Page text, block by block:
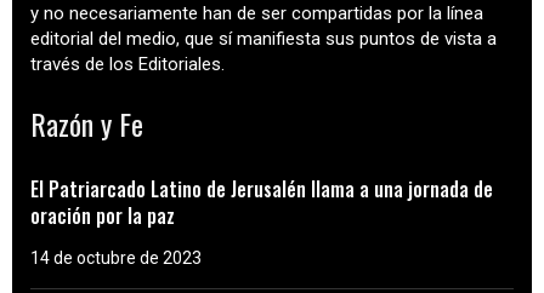
y no necesariamente han de ser compartidas por la línea
editorial del medio, que sí manifiesta sus puntos de vista a
través de los Editoriales.
Razón y Fe
El Patriarcado Latino de Jerusalén llama a una jornada de
oración por la paz
14 de octubre de 2023